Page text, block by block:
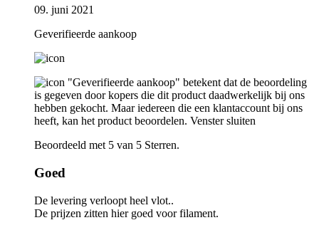
09. juni 2021
Geverifieerde aankoop
"Geverifieerde aankoop" betekent dat de beoordeling
is gegeven door kopers die dit product daadwerkelijk bij ons
hebben gekocht. Maar iedereen die een klantaccount bij ons
heeft, kan het product beoordelen. Venster sluiten
Beoordeeld met 5 van 5 Sterren.
Goed
De levering verloopt heel vlot..
De prijzen zitten hier goed voor filament.